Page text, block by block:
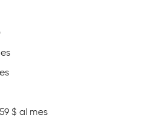
$ al mes